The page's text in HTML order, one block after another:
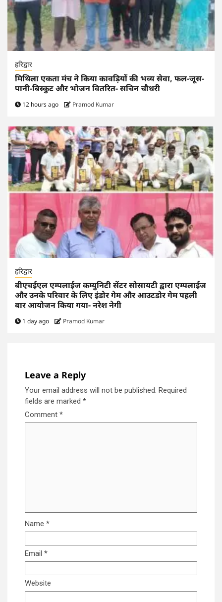
हरिद्वार
मिथिला एकता मंच ने किया कावड़ियों की भव्य सेवा, फल-जूस-
पानी-बिस्कुट और भोजन वितरित- सचिन चौधरी
12 hours ago Pramod Kumar
हरिद्वार
बीएचईएल एम्पलाईज कम्युनिटी सेंटर सोसायटी द्वारा एम्पलाईज
और उनके परिवार के लिए इंडोर गेम और आउटडोर गेम पहली
बार आयोजन किया गया- नरेश नेगी
1 day ago Pramod Kumar
Leave a Reply
Your email address will not be published. Required
fields are marked *
Comment *
Name *
Email *
Website